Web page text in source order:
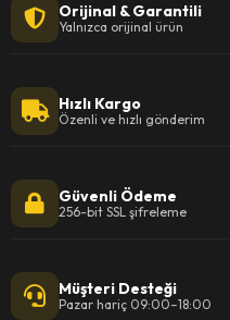
Orijinal & Garantili
Yalnızca orijinal ürün
Hızlı Kargo
Özenli ve hızlı gönderim
Güvenli Ödeme
256-bit SSL şifreleme
Müşteri Desteği
Pazar hariç 09:00–18:00